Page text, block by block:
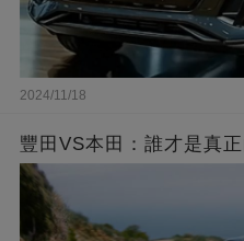
2024/11/18
豐田VS本田：誰才是真